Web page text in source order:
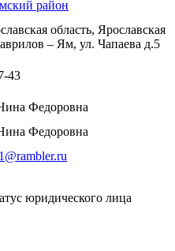
район
область, Ярославская
– Ям, ул. Чапаева д.5
43
Федоровна
Федоровна
юридического лица